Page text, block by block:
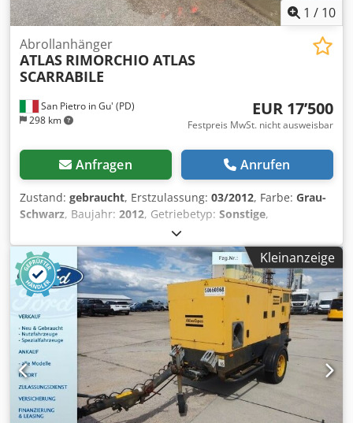
1 / 10
San Pietro in Gu' (PD)
298 km
Abrollanhänger
ATLAS RIMORCHIO ATLAS
SCARRABILE
EUR 17’500
Festpreis MwSt. nicht ausweisbar
Anfragen Anrufen
Zustand: gebraucht, Erstzulassung: 03/2012, Farbe: Grau-
Schwarz, Baujahr: 2012, Getriebetyp: Sonstige,
KENNZEICHEN: AH12361 BEZEICHNUNG: AUFLIEGENDER
AUFLADER-ANHÄNGER ATLAS, SANDGESTRAHLT UND NEU
LACKIERT REFERENZ: 25R02 JAHR: 03/2012 ACHSEN: 2
RADSTAND: 4800 MAXIMALE LÄNGE: 9,16 m HERKUNFT:
Italien ZULÄSSIGES GESAMTGEWICHT: 16400 kg -
ANHÄNGER: 20000 kg bei voller Beladung AUSFÜHRUNG:
Auflader MODELL: ATLAS ADR: ja FAHRZEUGBREITE VON:
5,00 m + 0,20 m BIS: 7,00 m + 0,20 m FEDERUNG:
pneumatisch BREMSEN: Scheibenbremsen REIFEN: 265/70
R19.5 ZUSÄTZLICHE AUSSTATTUNG - 4 neue
Bremsscheiben - neue Bremsbeläge - Verriegelung der
Bremssättel mit Ölleitungen zum Zugfahrzeug - 4 interne
Kleinanzeige